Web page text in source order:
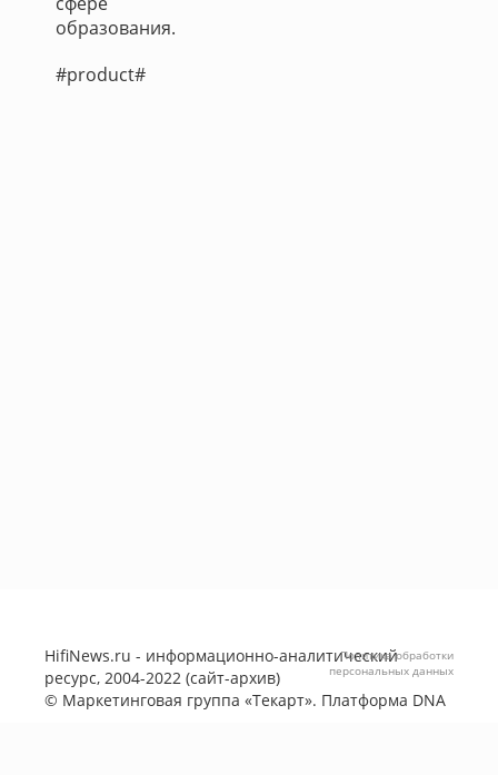
образования.
#product#
HifiNews.ru - информационно-аналитический
ресурс, 2004-2022 (сайт-архив)
© Маркетинговая группа «Текарт». Платформа DNA
Политика обработки
персональных данных